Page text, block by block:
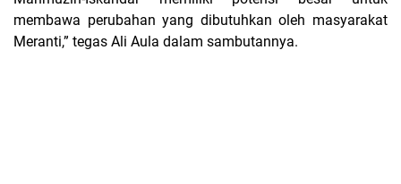
membawa perubahan yang dibutuhkan oleh masyarakat
Meranti,” tegas Ali Aula dalam sambutannya.